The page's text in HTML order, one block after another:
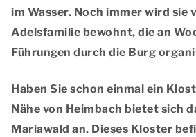
im Wasser. Noch immer wird sie
Adelsfamilie bewohnt, die an
Führungen durch die Burg
Haben Sie schon einmal ein
Nähe von Heimbach bietet sich
Mariawald an. Dieses Kloster